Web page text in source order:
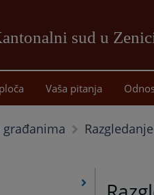
sud u
Vaša pitanja
građanima